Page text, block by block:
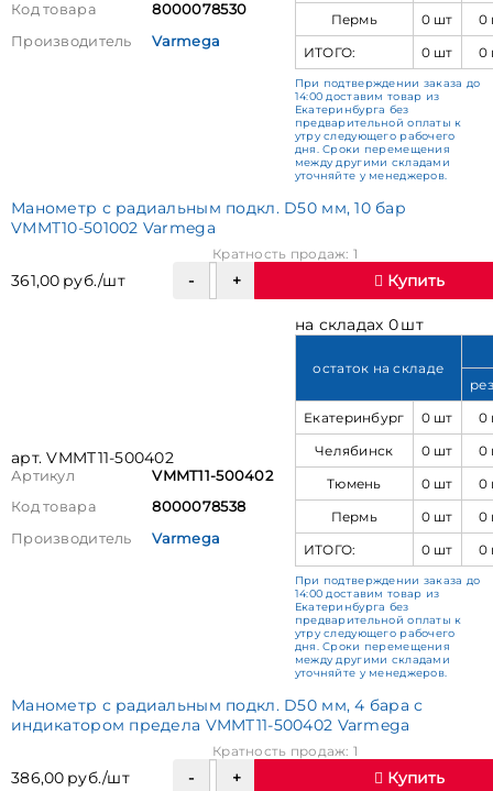
Код товара
8000078530
Производитель
Varmega
Пермь
0 шт
0
ИТОГО:
0 шт 0
При подтверждении заказа до
14:00 доставим товар из
Екатеринбурга без
предварительной оплаты к
утру следующего рабочего
дня. Сроки перемещения
между другими складами
уточняйте у менеджеров.
Манометр с радиальным подкл. D50 мм, 10 бар
VMMT10-501002 Varmega
361,00 руб./шт
Кратность продаж: 1
Купить
арт. VMMT11-500402
Артикул
VMMT11-500402
Код товара
8000078538
Производитель
Varmega
на складах 0 шт
остаток на складе
Екатеринбург
0 шт
0
Челябинск
0 шт
0
Тюмень
0 шт
0
Пермь
0 шт
0
ИТОГО:
0 шт 0
При подтверждении заказа до
14:00 доставим товар из
Екатеринбурга без
предварительной оплаты к
утру следующего рабочего
дня. Сроки перемещения
между другими складами
уточняйте у менеджеров.
Манометр с радиальным подкл. D50 мм, 4 бара с
индикатором предела VMMT11-500402 Varmega
386,00 руб./шт
Кратность продаж: 1
Купить